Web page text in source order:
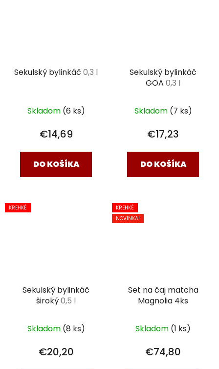
Sekulský bylinkáč 0,3 l
Skladom (6 ks)
€14,69
DO KOŠÍKA
Sekulský bylinkáč
GOA 0,3 l
Skladom (7 ks)
€17,23
DO KOŠÍKA
KREHKÉ
Sekulský bylinkáč
široký0,5 l
Skladom (8 ks)
€20,20
KREHKÉ
NOVINKA!
Set na čaj matcha
Magnolia 4ks
Skladom (1 ks)
€74,80